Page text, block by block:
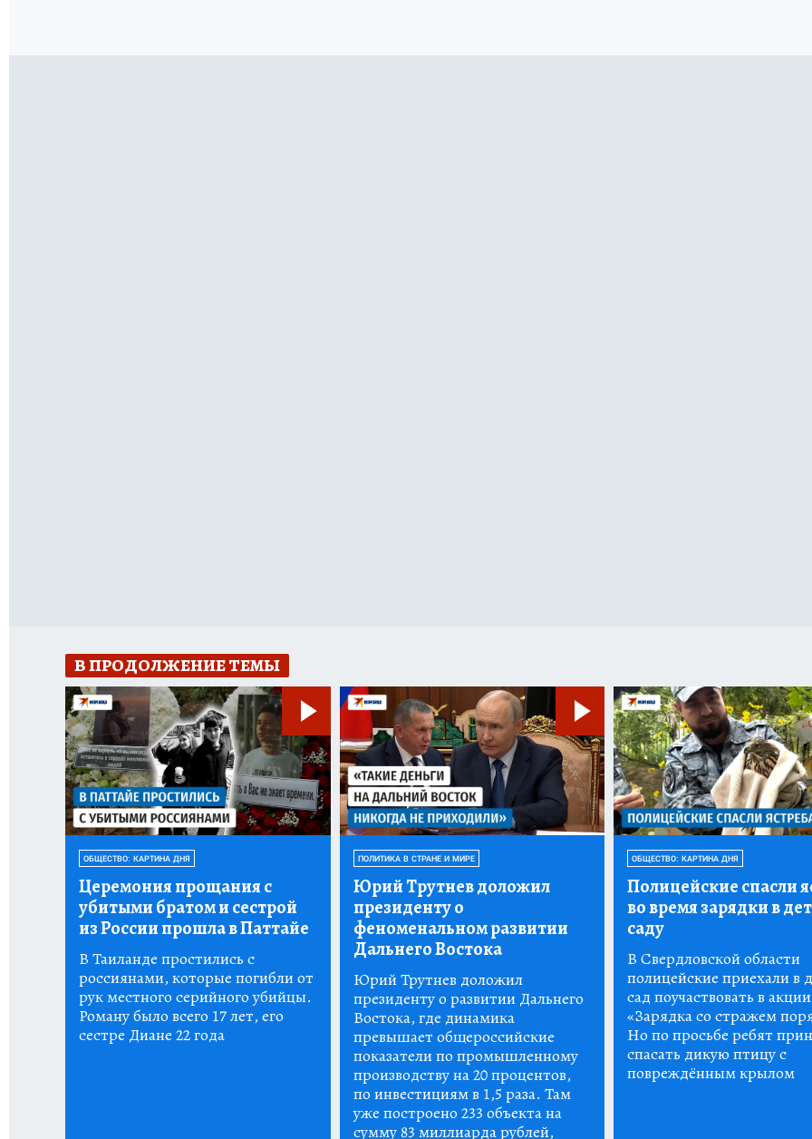
В ПРОДОЛЖЕНИЕ ТЕМЫ
ОБЩЕСТВО: КАРТИНА ДНЯ
Церемония прощания с
убитыми братом и сестрой
из России прошла в Паттайе
В Таиланде простились с
россиянами, которые погибли от
рук местного серийного убийцы.
Роману было всего 17 лет, его
сестре Диане 22 года
ПОЛИТИКА В СТРАНЕ И МИРЕ
Юрий Трутнев доложил
президенту о
феноменальном развитии
Дальнего Востока
Юрий Трутнев доложил
президенту о развитии Дальнего
Востока, где динамика
превышает общероссийские
показатели по промышленному
производству на 20 процентов,
по инвестициям в 1,5 раза. Там
уже построено 233 объекта на
сумму 83 миллиарда рублей,
ОБЩЕСТВО: КАРТИНА ДНЯ
Полицейские спасли
во время зарядки в
саду
В Свердловской области
полицейские приехали в
сад поучаствовать в акции
«Зарядка со стражем
Но по просьбе ребят
спасать дикую птицу с
повреждённым крылом